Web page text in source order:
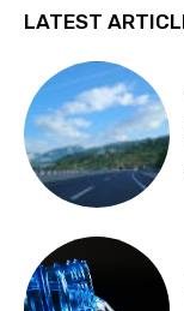
LATEST